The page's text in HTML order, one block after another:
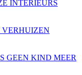
INTERIEURS
VERHUIZEN
GEEN KIND MEER